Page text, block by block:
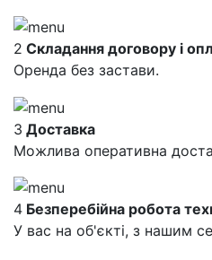
2 Складання договору і
Оренда без застави.
3 Доставка
Можлива оперативна
4 Безперебійна робота
У вас на об'єкті, з нашим